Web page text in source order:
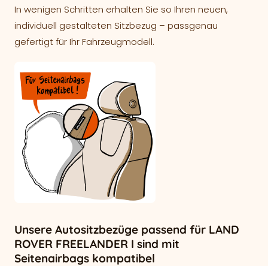
In wenigen Schritten erhalten Sie so Ihren neuen,
individuell gestalteten Sitzbezug – passgenau
gefertigt für Ihr Fahrzeugmodell.
Unsere Autositzbezüge passend für LAND
ROVER FREELANDER I sind mit
Seitenairbags kompatibel